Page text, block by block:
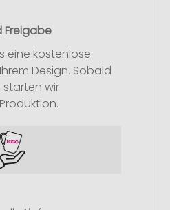
Freigabe
eine kostenlose
Design. Sobald
starten wir